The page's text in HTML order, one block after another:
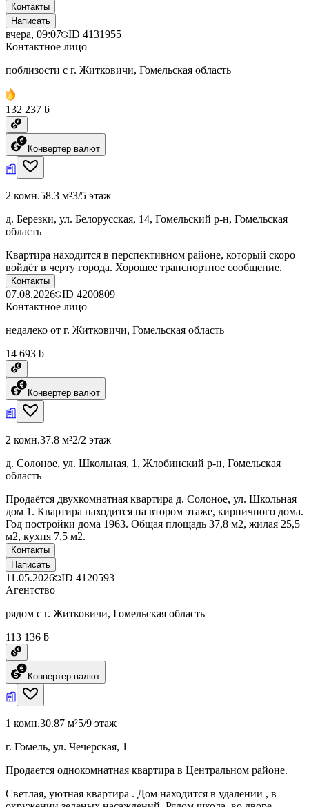
Контакты
Написать
вчера, 09:07 ID 4131955
Контактное лицо
поблизости с г. Житковичи, Гомельская область
132 237 ƃ
Конвертер валют
2 комн.58.3 м²3/5 этаж
д. Березки, ул. Белорусская, 14, Гомельский р-н, Гомельская
область
Квартира находится в перспективном районе, который скоро
войдёт в черту города. Хорошее транспортное сообщение.
Контакты
07.08.2026 ID 4200809
Контактное лицо
недалеко от г. Житковичи, Гомельская область
14 693 ƃ
Конвертер валют
2 комн.37.8 м²2/2 этаж
д. Солоное, ул. Школьная, 1, Жлобинский р-н, Гомельская
область
Продаётся двухкомнатная квартира д. Солоное, ул. Школьная
дом 1. Квартира находится на втором этаже, кирпичного дома.
Год постройки дома 1963. Общая площадь 37,8 м2, жилая 25,5
м2, кухня 7,5 м2.
Контакты
Написать
11.05.2026 ID 4120593
Агентство
рядом с г. Житковичи, Гомельская область
113 136 ƃ
Конвертер валют
1 комн.30.87 м²5/9 этаж
г. Гомель, ул. Чечерская, 1
Продается однокомнатная квартира в Центральном районе.
Светлая, уютная квартира . Дом находится в удалении , в